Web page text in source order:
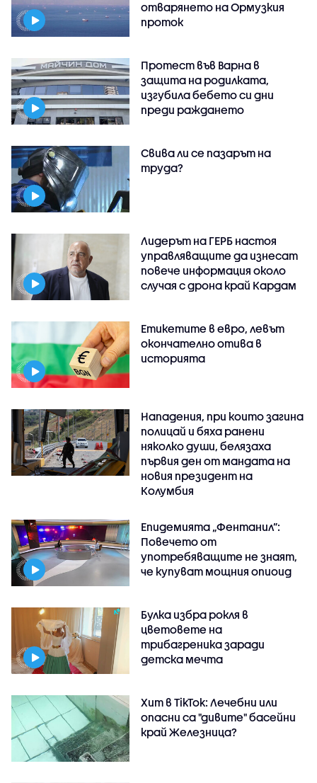
отварянето на Ормузкия
проток
Протест във Варна в
защита на родилката,
изгубила бебето си дни
преди раждането
Свива ли се пазарът на
труда?
Лидерът на ГЕРБ настоя
управляващите да изнесат
повече информация около
случая с дрона край Кардам
Етикетите в евро, левът
окончателно отива в
историята
Нападения, при които загина
полицай и бяха ранени
няколко души, белязаха
първия ден от мандата на
новия президент на
Колумбия
Епидемията „Фентанил”:
Повечето от
употребяващите не знаят,
че купуват мощния опиоид
Булка избра рокля в
цветовете на
трибагреника заради
детска мечта
Хит в TikTok: Лечебни или
опасни са "дивите" басейни
край Железница?